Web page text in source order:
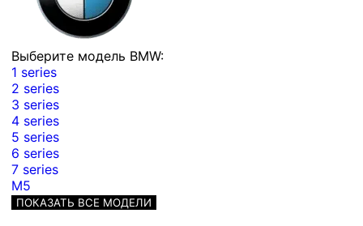
Выберите модель BMW:
1 series
2 series
3 series
4 series
5 series
6 series
7 series
M5
ПОКАЗАТЬ ВСЕ МОДЕЛИ